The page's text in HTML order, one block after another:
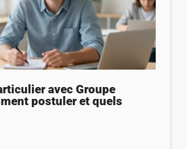
avec Groupe
postuler et quels